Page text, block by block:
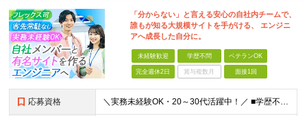
「分からない」と言える安心の自社内チームで、
誰もが知る大規模サイトを手がける、 エンジニ
アへ成長した自分に。
未経験歓迎 学歴不問 ベテランOK
完全週休2日 賞与複数月 面接1回
応募資格 ＼実務未経験OK・20～30代活躍中！／ ■学歴不問 ■プログラミングに少しでも触れた経験がある方 ┗言語や学習方法は不問／独学で勉強中の方も大歓迎です！ ＼こんな方にピッタリの環境です！／ ・客先